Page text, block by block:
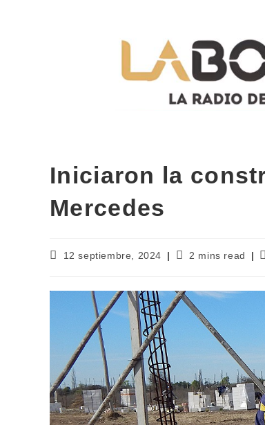
Iniciaron la
Mercedes
12 septiembre, 2024 2 mins read